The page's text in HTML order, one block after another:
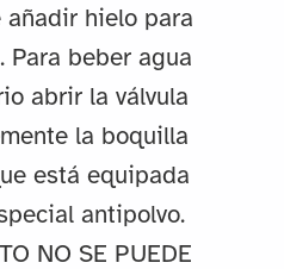
añadir hielo para
Para beber agua
abrir la válvula
la boquilla
está equipada
antipolvo.
NO SE PUEDE